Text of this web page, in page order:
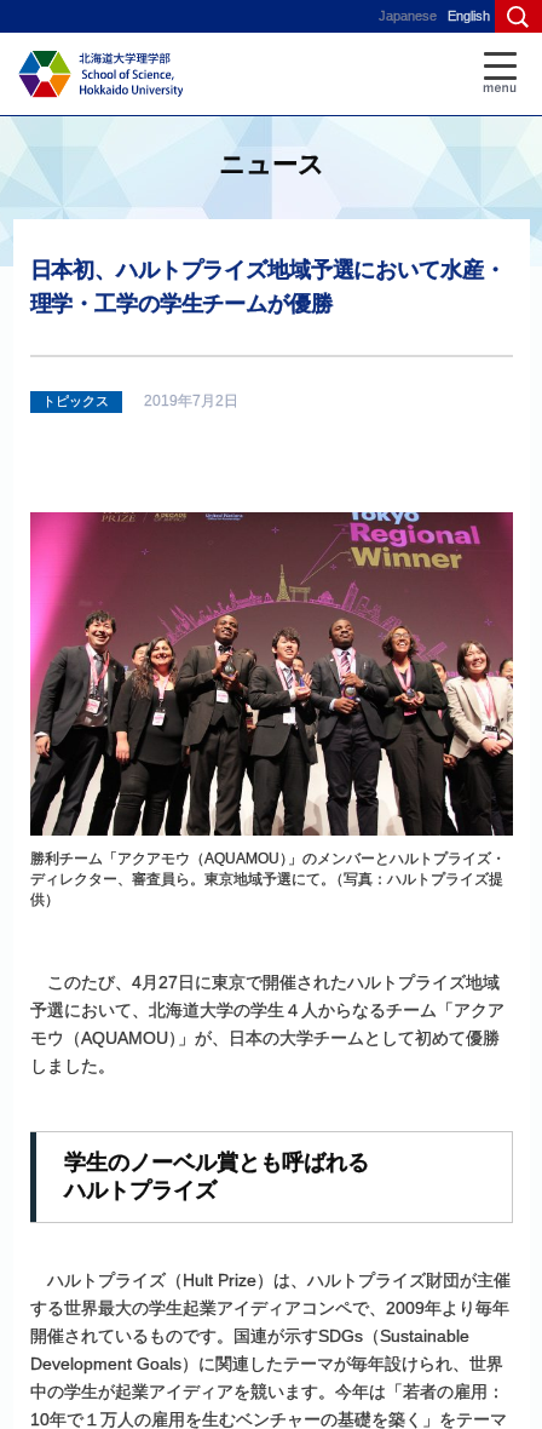
Japanese English
ニュース
日本初、ハルトプライズ地域予選において水産・
理学 ・工学の学生チームが優勝
トピックス 2019年7月2日
勝利チーム「アクアモウ（AQUAMOU ） 」のメンバーとハルトプライズ・
ディレクター、審査員ら。東京地域予選にて。
（写真：ハルトプライズ提
供）
このたび、4月27日に東京で開催されたハルトプライズ地域
予選において、北海道大学の学生４人からなるチーム「アクア
モウ（AQUAMOU） 」が、日本の大学チームとして初めて優勝
しました。
学生のノーベル賞とも呼ばれる
ハルトプライズ
ハルトプライズ（Hult Prize）は、ハルトプライズ財団が主催
する世界最大の学生起業アイディアコンペで、2009年より毎年
開催されているものです。国連が示すSDGs（Sustainable
Development Goals）に関連したテーマが毎年設けられ、世界
中の学生が起業アイディアを競います。今年は「若者の雇用：
10年で１万人の雇用を生むベンチャーの基礎を築く」をテーマ